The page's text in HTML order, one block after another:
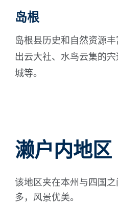
岛根
岛根县历史和自然资源
出云大社、水鸟云集的
城等。
濑户内地区
该地区夹在本州与四国
多，风景优美。